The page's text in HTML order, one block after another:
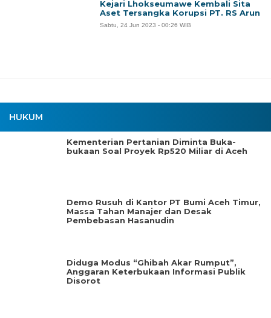
HUKUM
Kementerian Pertanian Diminta Buka-
bukaan Soal Proyek Rp520 Miliar di Aceh
Demo Rusuh di Kantor PT Bumi Aceh Timur,
Massa Tahan Manajer dan Desak
Pembebasan Hasanudin
Diduga Modus “Ghibah Akar Rumput”,
Anggaran Keterbukaan Informasi Publik
Disorot
Kejari Lhokseumawe Kembali Sita
Aset Tersangka Korupsi PT. RS Arun
Sabtu, 24 Jun 2023 - 00:26 WIB